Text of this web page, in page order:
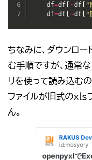
    df
=df [ ~df [ "
    df
=df [ ~df [ "
ちなみに、ダウンロー
む手順ですが、通常
リを使って読み込む
ファイルが旧式のxls
ん。